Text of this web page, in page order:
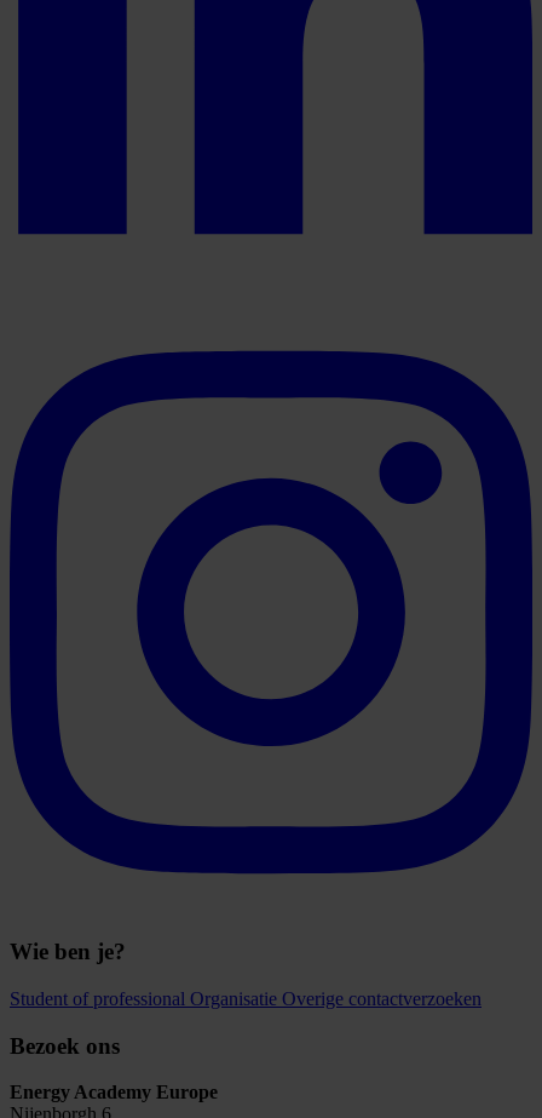
Wie ben je?
Student of professional Organisatie Overige contactverzoeken
Bezoek ons
Energy Academy Europe